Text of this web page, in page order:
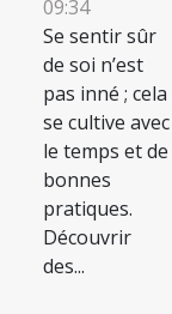
09:34
Se sentir sûr
de soi n’est
pas inné ; cela
se cultive avec
le temps et de
bonnes
pratiques.
Découvrir
des...